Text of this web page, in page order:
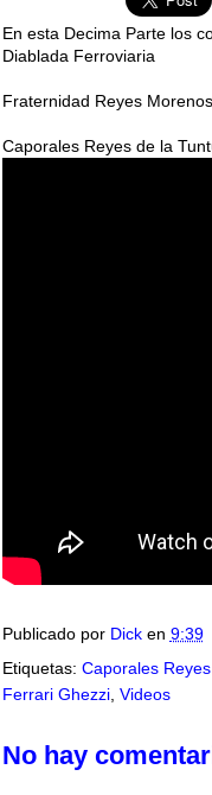
En esta Decima Parte los
Diablada Ferroviaria
Fraternidad Reyes
Caporales Reyes de la
Publicado por Dick en 9:39
Etiquetas: Caporales
Ferrari Ghezzi, Videos
No hay